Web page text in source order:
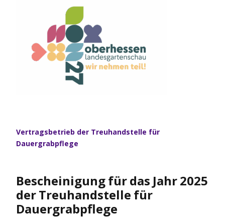
Vertragsbetrieb der Treuhandstelle für
Dauergrabpflege
Bescheinigung für das Jahr 2025
der Treuhandstelle für
Dauergrabpflege